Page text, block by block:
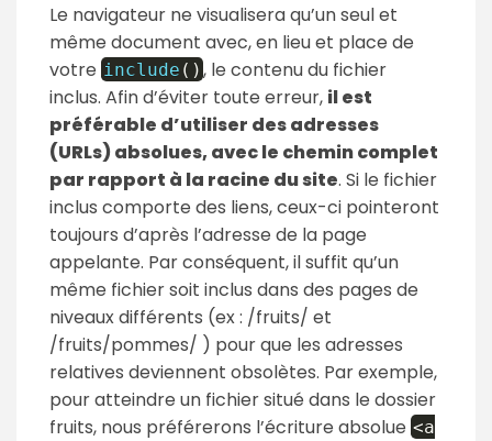
Le navigateur ne visualisera qu’un seul et
même document avec, en lieu et place de
votre include ( ) , le contenu du fichier
inclus. Afin d’éviter toute erreur, il est
préférable d’utiliser des adresses
(URLs) absolues, avec le chemin complet
par rapport à la racine du site. Si le fichier
inclus comporte des liens, ceux-ci pointeront
toujours d’après l’adresse de la page
appelante. Par conséquent, il suffit qu’un
même fichier soit inclus dans des pages de
niveaux différents (ex : /fruits/ et
/fruits/pommes/ ) pour que les adresses
relatives deviennent obsolètes. Par exemple,
pour atteindre un fichier situé dans le dossier
fruits, nous préférerons l’écriture absolue <a